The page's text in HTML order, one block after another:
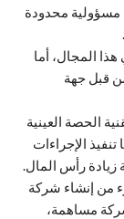
مسؤولية محدودة
المجال، أما
قبل جهة
الحصة العينية
الإجراءات
زيادة رأس المال.
من إنشاء شركة
مساهمة،